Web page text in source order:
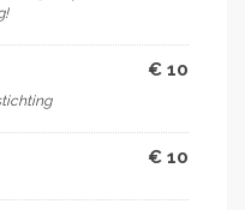
gehaald is!
'Flap' in het bijzonder.
Dirk had er
dus alle extra's
waardering voor zijn
€ 10
€ 10